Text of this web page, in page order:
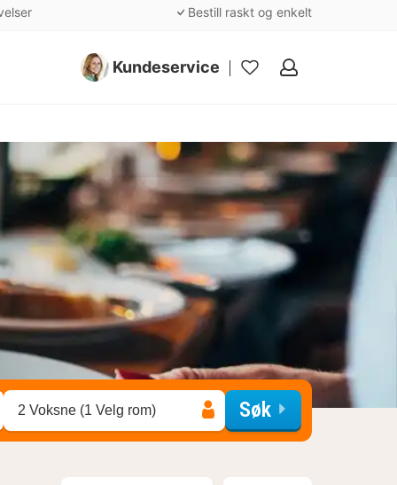
Bestill raskt og enkelt
Kundeservice
Mine
2 Voksne (1 Velg rom) Søk